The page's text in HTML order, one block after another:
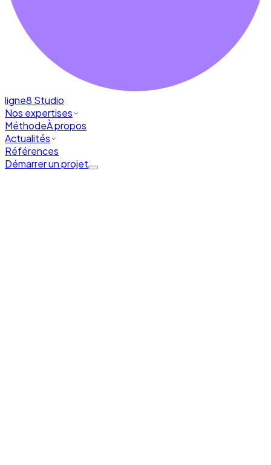
ligne8 Studio
Nos expertises
MéthodeÀ propos
Actualités
Références
Démarrer un projet